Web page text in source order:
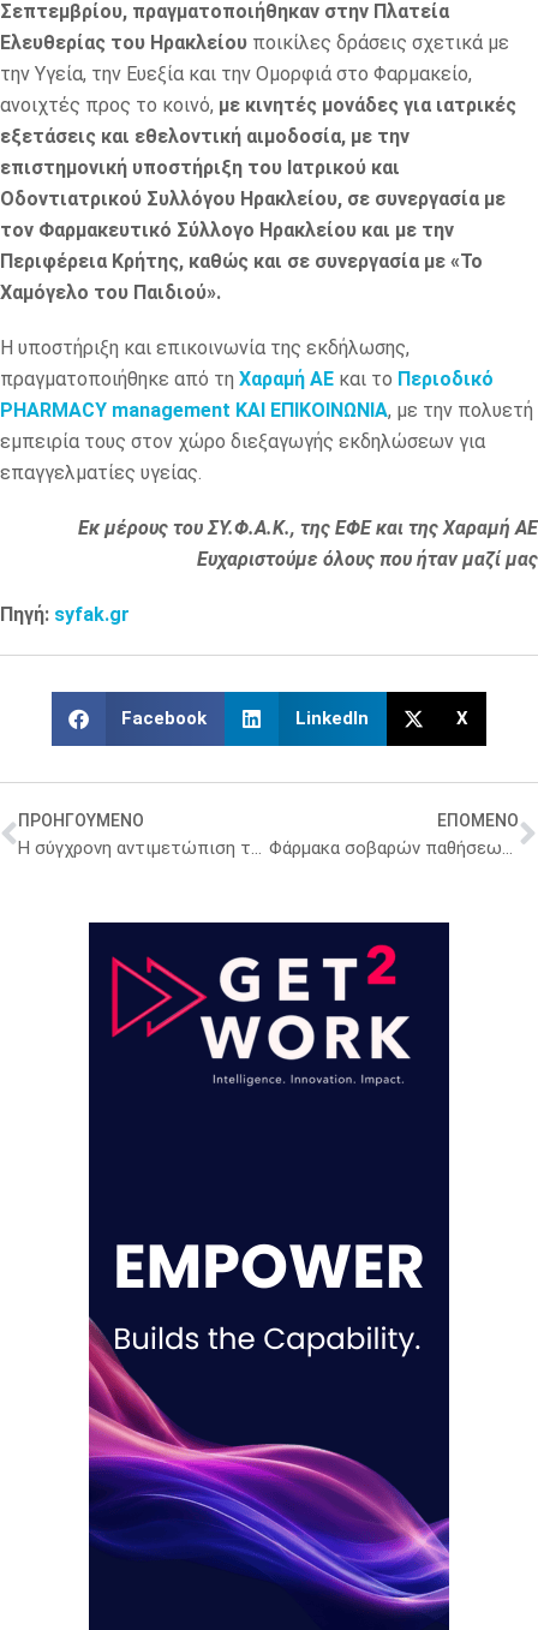
Σεπτεμβρίου, πραγματοποιήθηκαν στην Πλατεία
Ελευθερίας του Ηρακλείου ποικίλες δράσεις σχετικά με
την Υγεία, την Ευεξία και την Ομορφιά στο Φαρμακείο,
ανοιχτές προς το κοινό, με κινητές μονάδες για ιατρικές
εξετάσεις και εθελοντική αιμοδοσία, με την
επιστημονική υποστήριξη του Ιατρικού και
Οδοντιατρικού Συλλόγου Ηρακλείου, σε συνεργασία με
τον Φαρμακευτικό Σύλλογο Ηρακλείου και με την
Περιφέρεια Κρήτης, καθώς και σε συνεργασία με «Το
Χαμόγελο του Παιδιού».
Η υποστήριξη και επικοινωνία της εκδήλωσης,
πραγματοποιήθηκε από τη Χαραμή ΑΕ και το Περιοδικό
PHARMACY management ΚΑΙ ΕΠΙΚΟΙΝΩΝΙΑ, με την πολυετή
εμπειρία τους στον χώρο διεξαγωγής εκδηλώσεων για
επαγγελματίες υγείας.
Εκ μέρους του ΣΥ.Φ.Α.Κ., της ΕΦΕ και της Χαραμή ΑΕ
Ευχαριστούμε όλους που ήταν μαζί μας
Πηγή: syfak.gr
Facebook LinkedIn X
ΠΡΟΗΓΟΥΜΕΝΟ ΕΠΟΜΕΝΟ